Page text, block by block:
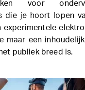
voor
die je hoort lopen
een
publiek breed is.